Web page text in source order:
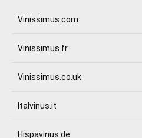
Vinissimus.com
Vinissimus.fr
Vinissimus.co.uk
Italvinus.it
Hispavinus.de